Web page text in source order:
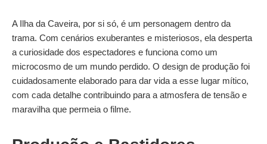
A Ilha da Caveira, por si só, é um personagem dentro da
trama. Com cenários exuberantes e misteriosos, ela desperta
a curiosidade dos espectadores e funciona como um
microcosmo de um mundo perdido. O design de produção foi
cuidadosamente elaborado para dar vida a esse lugar mítico,
com cada detalhe contribuindo para a atmosfera de tensão e
maravilha que permeia o filme.